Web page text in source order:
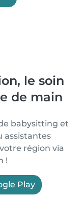
le soin
de main
babysitting et
assistantes
région via
!
Play